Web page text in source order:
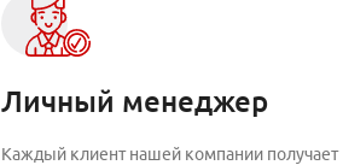
Личный менеджер
Каждый клиент нашей компании получает